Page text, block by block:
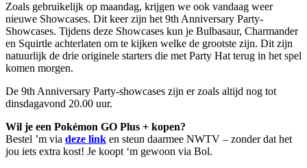
Zoals gebruikelijk op maandag, krijgen we ook vandaag weer
nieuwe Showcases. Dit keer zijn het 9th Anniversary Party-
Showcases. Tijdens deze Showcases kun je Bulbasaur, Charmander
en Squirtle achterlaten om te kijken welke de grootste zijn. Dit zijn
natuurlijk de drie originele starters die met Party Hat terug in het spel
komen morgen.
De 9th Anniversary Party-showcases zijn er zoals altijd nog tot
dinsdagavond 20.00 uur.
Wil je een Pokémon GO Plus + kopen?
Bestel ’m via deze link en steun daarmee NWTV – zonder dat het
jou iets extra kost! Je koopt ‘m gewoon via Bol.